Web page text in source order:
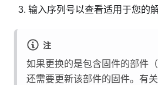
输入序列号以查看适用于您的
注
如果更换的是包含固件的部件
还需要更新该部件的固件。有